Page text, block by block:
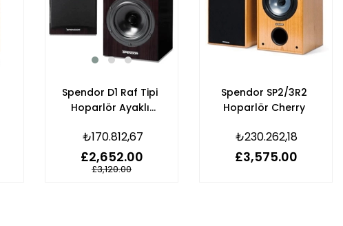
Spendor D1 Raf Tipi
Hoparlör Ayaklı
₺170.812,67
£2,652.00
£3,120.00
Spendor SP2/3R2
Hoparlör Cherry
₺230.262,18
£3,575.00